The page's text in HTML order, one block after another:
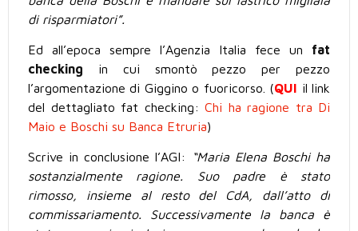
di risparmiatori”.
Ed all’epoca sempre l’Agenzia Italia fece un fat
checking in cui smontò pezzo per pezzo
l’argomentazione di Giggino o fuoricorso. (QUI il link
del dettagliato fat checking: Chi ha ragione tra Di
Maio e Boschi su Banca Etruria)
Scrive in conclusione l’AGI:
“Maria Elena Boschi ha
sostanzialmente ragione. Suo padre è stato
rimosso, insieme al resto del CdA, dall’atto di
commissariamento. Successivamente la banca è